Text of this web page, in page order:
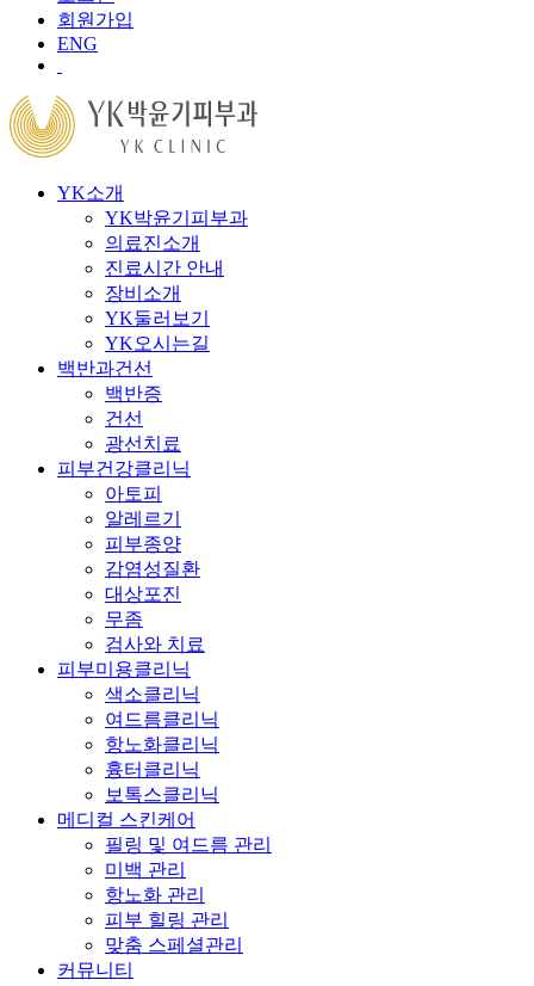
회원가입
ENG
YK소개
YK박윤기피부과
의료진소개
진료시간 안내
장비소개
YK둘러보기
YK오시는길
백반과건선
백반증
건선
광선치료
피부건강클리닉
아토피
알레르기
피부종양
감염성질환
대상포진
무좀
검사와 치료
피부미용클리닉
색소클리닉
여드름클리닉
항노화클리닉
흉터클리닉
보톡스클리닉
메디컬 스킨케어
필링 및 여드름 관리
미백 관리
항노화 관리
피부 힐링 관리
맞춤 스페셜관리
커뮤니티